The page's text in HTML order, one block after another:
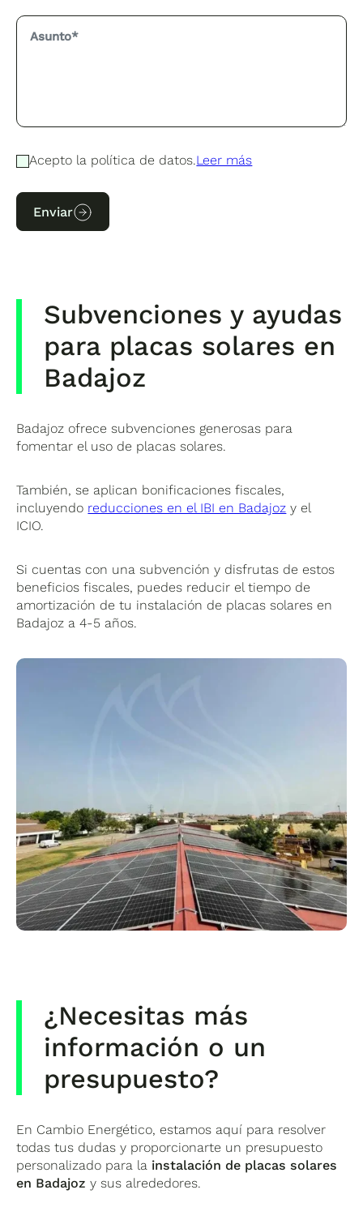
Acepto la política de datos.Leer más
Enviar
Subvenciones y ayudas
para placas solares en
Badajoz
Badajoz ofrece subvenciones generosas para
fomentar el uso de placas solares.
También, se aplican bonificaciones fiscales,
incluyendo reducciones en el IBI en Badajoz y el
ICIO.
Si cuentas con una subvención y disfrutas de estos
beneficios fiscales, puedes reducir el tiempo de
amortización de tu instalación de placas solares en
Badajoz a 4-5 años.
¿Necesitas más
información o un
presupuesto?
En Cambio Energético, estamos aquí para resolver
todas tus dudas y proporcionarte un presupuesto
personalizado para la instalación de placas solares
en Badajoz y sus alrededores.